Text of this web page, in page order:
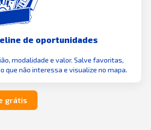
de oportunidades
modalidade e valor. Salve favoritas,
que não interessa e visualize no mapa.
grátis